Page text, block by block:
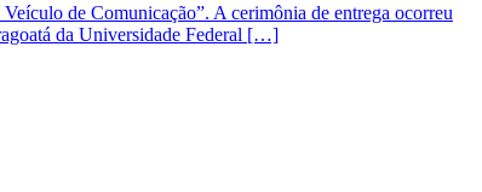
de Comunicação”. A cerimônia de entrega ocorreu
da Universidade Federal […]